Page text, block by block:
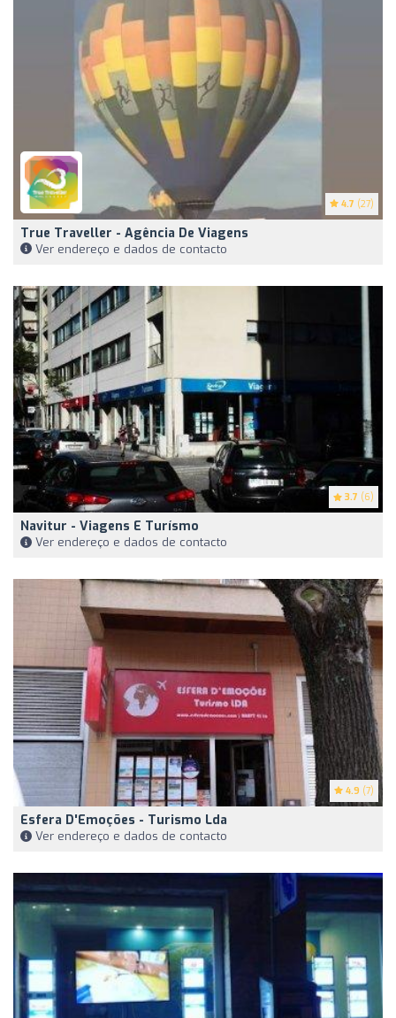
4.7 (27)
True Traveller - Agência De Viagens
Ver endereço e dados de contacto
3.7 (6)
Navitur - Viagens E Turísmo
Ver endereço e dados de contacto
4.9 (7)
Esfera D'Emoções - Turismo Lda
Ver endereço e dados de contacto